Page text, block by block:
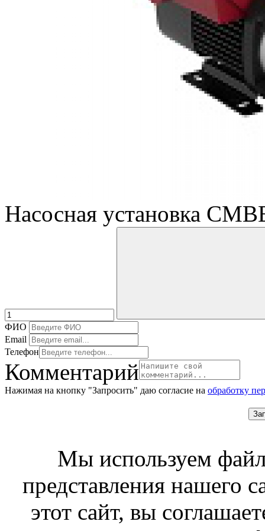
Насосная установка
ФИО
Email
Телефон
Комментарий
Нажимая на кнопку "Запросить" даю согласие на обработку
Мы используем
представления нашего
этот сайт, вы